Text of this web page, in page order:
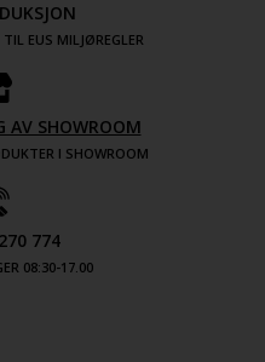
EUS MILJØREGLER
AV SHOWROOM
I SHOWROOM
774
08:30-17.00